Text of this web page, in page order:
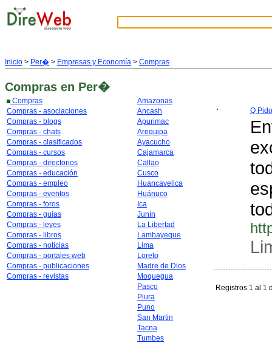
Inicio > Per� > Empresas y Economía > Compras
Compras en Per�
Compras
Compras - asociaciones
Compras - blogs
Compras - chats
Compras - clasificados
Compras - cursos
Compras - directorios
Compras - educación
Compras - empleo
Compras - eventos
Compras - foros
Compras - guías
Compras - leyes
Compras - libros
Compras - noticias
Compras - portales web
Compras - publicaciones
Compras - revistas
Amazonas
Ancash
Apurimac
Arequipa
Ayacucho
Cajamarca
Callao
Cusco
Huancavelica
Huánuco
Ica
Junín
La Libertad
Lambayeque
Lima
Loreto
Madre de Dios
Moquegua
Pasco
Piura
Puno
San Martin
Tacna
Tumbes
Q Pido
Registros 1 al 1